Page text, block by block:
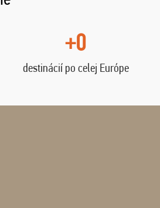
+0
destinácií po celej Európe